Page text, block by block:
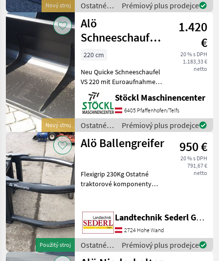
Nový stroj
Ostatné
traktorové
komponenty
/ Alö
Prémiový plus prodejce
Nový stroj
Alö
Schneeschaufel
220
1.420
€
20 % s DPH
1.183,33 €
netto
220 cm
Neu Quicke Schneeschaufel
VS 220 mit Euroaufnahme.
Ostatné traktorové
komponenty Pracovné
stroje príveskového
čelného nakladača
Stöckl Maschinencenter
6405 Pfaffenhofen/Telfs
Ostatné
traktorové
komponenty
Prémiový plus prodejce
Použitý stroj
Alö Ballengreifer 950 €
20 % s DPH
791,67 €
netto
Flexigrip 230Kg Ostatné
traktorové komponenty
nakladača
Landtechnik Sederl GmbH
2724 Hohe Wand
Ostatné
traktorové
Prémiový plus prodejce